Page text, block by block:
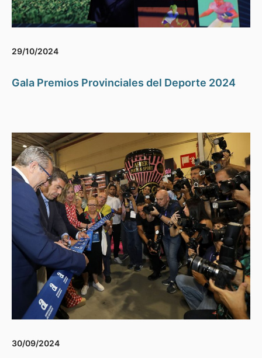
29/10/2024
Gala Premios Provinciales del Deporte 2024
30/09/2024